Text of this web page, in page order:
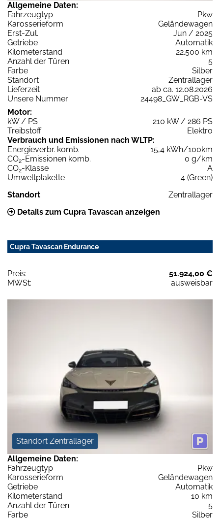
Allgemeine Daten:
Fahrzeugtyp
Pkw
Karosserieform
Geländewagen
Erst-Zul.
Jun / 2025
Getriebe
Automatik
Kilometerstand
22.500 km
Anzahl der Türen
5
Farbe
Silber
Standort
Zentrallager
Lieferzeit
ab ca. 12.08.2026
Unsere Nummer
24498_GW_RGB-VS
Motor:
kW / PS
210 kW / 286 PS
Treibstoff
Elektro
Verbrauch und Emissionen nach WLTP:
Energieverbr. komb.
15,4 kWh/100km
CO2-Emissionen komb.
0 g/km
CO2-Klasse
A
Umweltplakette
4 (Green)
Standort
Zentrallager
Details zum Cupra Tavascan anzeigen
Cupra Tavascan Endurance
Preis:
51.924,00 €
MWSt:
ausweisbar
Standort Zentrallager
Allgemeine Daten:
Fahrzeugtyp
Pkw
Karosserieform
Geländewagen
Getriebe
Automatik
Kilometerstand
10 km
Anzahl der Türen
5
Farbe
Silber